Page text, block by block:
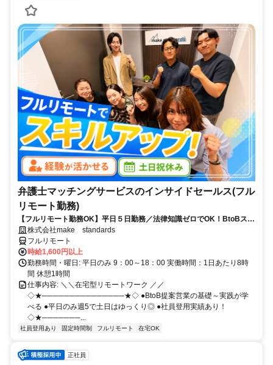
弁護士マッチングサービスのインサイドセールス(フル
リモート勤務)
【フルリモート勤務OK】平日５日勤務／法律知識ゼロでOK！BtoBスキ
ルが身につく営業職
株式会社make standards
フルリモート
時給1,600円以上
勤務時間・曜日: 平日のみ 9：00～18：00 実働時間：1日あたり8時
間 休憩1時間
仕事内容: ＼＼在宅型リモートワーク ／／
◇★───────────────★◇ ●BtoB提案営業の基礎～実践が学
べる ●平日のみ週5で土日はゆっくり◎ ●社員登用実績あり！
◇★───────...
社員登用あり 固定時間制 フルリモート 在宅OK
正社員